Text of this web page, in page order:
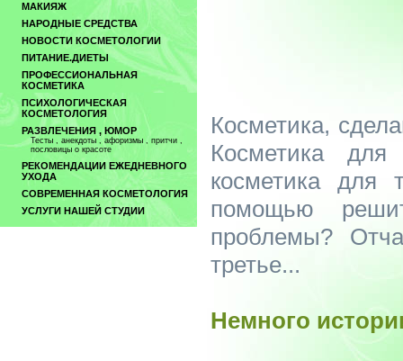
МАКИЯЖ
НАРОДНЫЕ СРЕДСТВА
НОВОСТИ КОСМЕТОЛОГИИ
ПИТАНИЕ.ДИЕТЫ
ПРОФЕССИОНАЛЬНАЯ
КОСМЕТИКА
ПСИХОЛОГИЧЕСКАЯ
КОСМЕТОЛОГИЯ
РАЗВЛЕЧЕНИЯ , ЮМОР
Тесты , анекдоты , афоризмы , притчи ,
пословицы о красоте
РЕКОМЕНДАЦИИ ЕЖЕДНЕВНОГО
УХОДА
СОВРЕМЕННАЯ КОСМЕТОЛОГИЯ
УСЛУГИ НАШЕЙ СТУДИИ
Косметика,
Косметика
косметика для
помощью
проблемы?
третье...
Немного